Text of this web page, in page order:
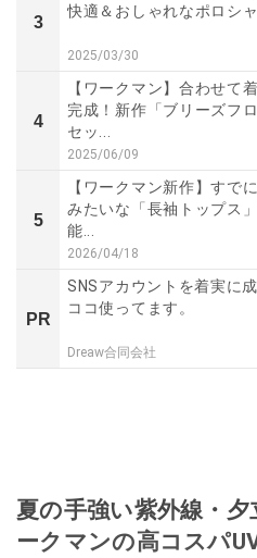
3
快適＆おしゃれなポロシ
2025/03/30
4
【ワークマン】合わせて
完成！新作「ブリーズフ
セッ...
2025/06/09
5
【ワークマン新作】すで
みたいな「長袖トップス
能...
2026/04/18
PR
SNSアカウントを着実に
ココ使ってます。
Dreaw合同会社
夏の手強い紫外線・
ークマンの高コスパ